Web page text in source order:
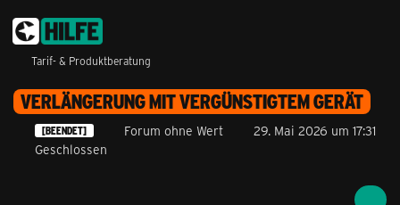
Tarif- & Produktberatung
VERLÄNGERUNG MIT VERGÜNSTIGTEM GERÄT
[BEENDET] Forum ohne Wert
29. Mai 2026 um 17:31
Geschlossen